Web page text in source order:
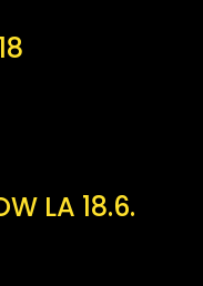
LA 18.6.